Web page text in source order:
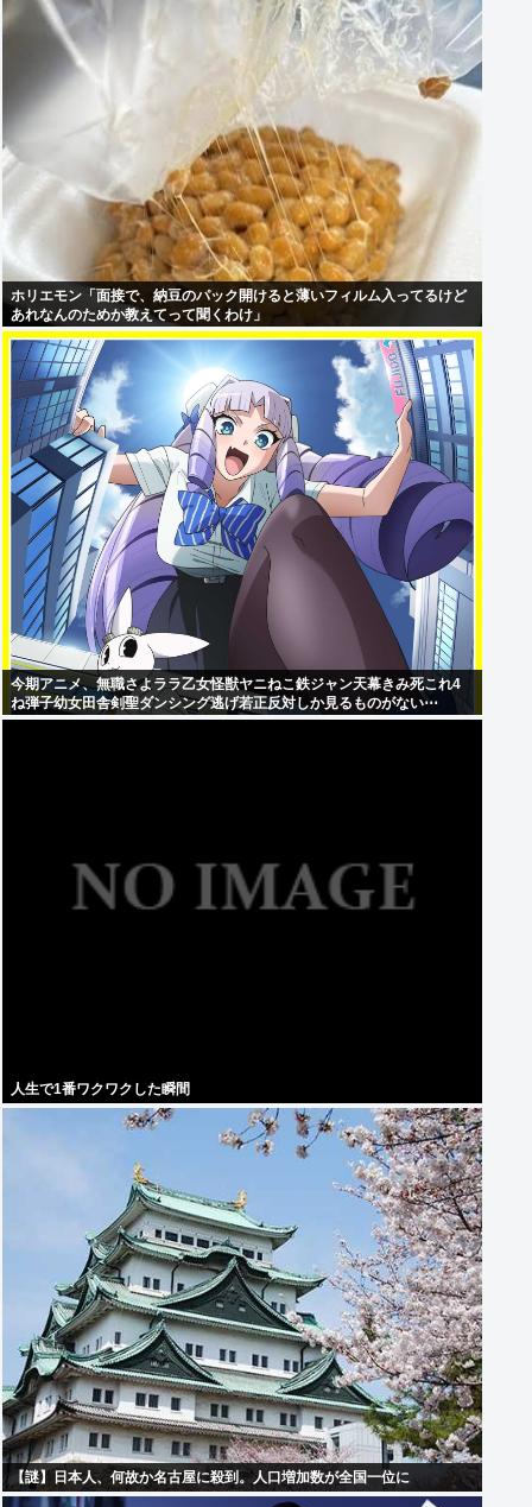
ホリエモン「面接で、納豆のパック開けると薄いフィルム入ってるけど
あれなんのためか教えてって聞くわけ」
今期アニメ、無職さよララ乙女怪獣ヤニねこ鉄ジャン天幕きみ死これ4
ね弾子幼女田舎剣聖ダンシング逃げ若正反対しか見るものがない⋯
人生で1番ワクワクした瞬間
【謎】日本人、何故か名古屋に殺到。人口増加数が全国一位に